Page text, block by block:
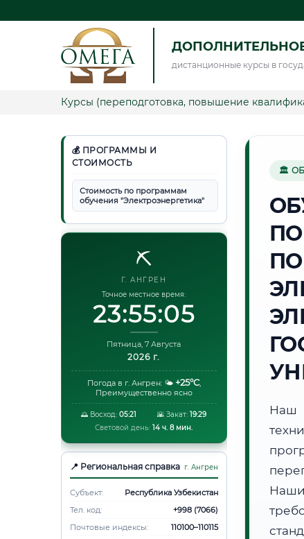
дистанционные курсы в
Курсы (переподготовка, повышение
💰 ПРОГРАММЫ И
СТОИМОСТЬ
Стоимость по программам
обучения "Электроэнергетика"
⛏️
Г. АНГРЕН
Точное местное время:
23:55:06
Пятница, 7 Августа
2026 г.
Погода в г. Ангрен: 🌤️ +25°C,
Преимущественно ясно
🌅 Восход:05:21 🌇 Закат: 19:29
Световой день: 14 ч. 8 мин.
📍 Региональная справка г. Ангрен
Субъект:
Республика Узбекистан
Тел. код:
+998 (7066)
Почтовые индексы:
110100–110115
🏛
Наш